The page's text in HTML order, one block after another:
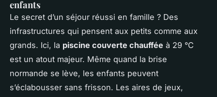
enfants
Le secret d’un séjour réussi en famille ? Des
infrastructures qui pensent aux petits comme aux
grands. Ici, la piscine couverte chauffée à 29 °C
est un atout majeur. Même quand la brise
normande se lève, les enfants peuvent
s’éclabousser sans frisson. Les aires de jeux,